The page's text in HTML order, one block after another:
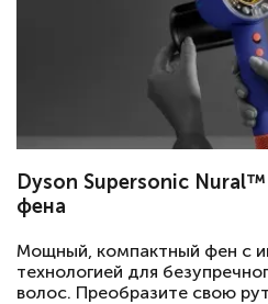
Dyson Supersonic
фена
Мощный, компактный фен с
технологией для
волос. Преобразите свою